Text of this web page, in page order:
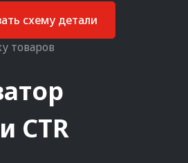
схему детали
товаров
CTR